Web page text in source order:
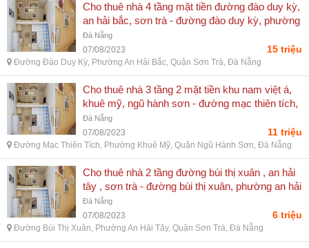
Cho thuê nhà 4 tầng mặt tiền đường đào duy kỳ,
an hải bắc, sơn trà - đường đào duy kỳ, phường
an hải bắc, quận sơn trà, đà nẵng
Đà Nẵng
07/08/2023 15 triệu
Đường Đào Duy Kỳ, Phường An Hải Bắc, Quận Sơn Trà, Đà Nẵng
Cho thuê nhà 3 tầng 2 mặt tiền khu nam việt á,
khuê mỹ, ngũ hành sơn - đường mạc thiên tích,
phường khuê mỹ, quận ngũ hành sơn, đà nẵng
Đà Nẵng
07/08/2023 11 triệu
Đường Mạc Thiên Tích, Phường Khuê Mỹ, Quận Ngũ Hành Sơn, Đà Nẵng
Cho thuê nhà 2 tầng đường bùi thị xuân , an hải
tây , sơn trà - đường bùi thị xuân, phường an hải
tây, quận sơn trà, đà nẵng
Đà Nẵng
07/08/2023 6 triệu
Đường Bùi Thị Xuân, Phường An Hải Tây, Quận Sơn Trà, Đà Nẵng